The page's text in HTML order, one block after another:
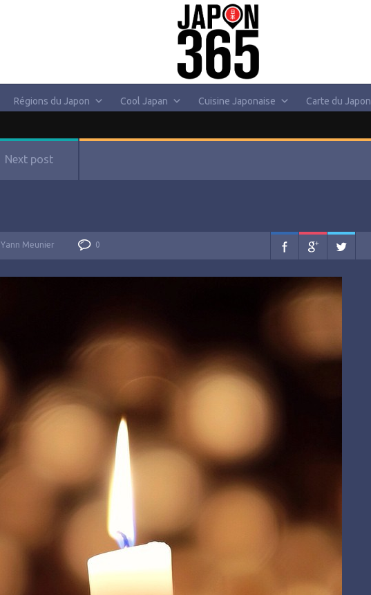
Régions du Japon Cool Japan Cuisine Japonaise Carte du Japon
Next post
Yann Meunier 0